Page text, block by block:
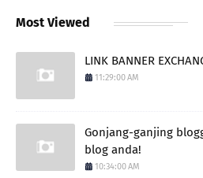
Most Viewed
LINK BANNER
11:29:00 AM
Gonjang-ganjing
blog anda!
10:34:00 AM